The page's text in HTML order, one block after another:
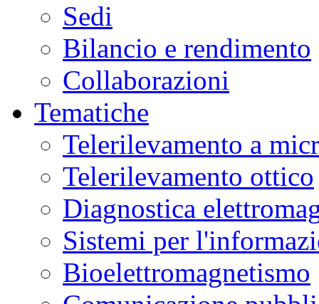
Sedi
Bilancio e rendimento
Collaborazioni
Tematiche
Telerilevamento a
Telerilevamento ottico
Diagnostica
Sistemi per
Bioelettromagnetismo